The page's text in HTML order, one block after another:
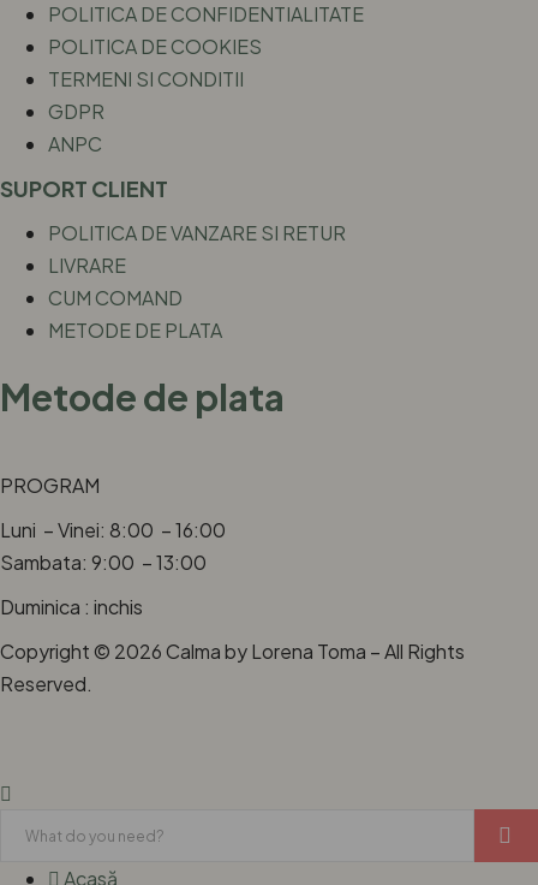
POLITICA DE CONFIDENTIALITATE
POLITICA DE COOKIES
TERMENI SI CONDITII
GDPR
ANPC
SUPORT CLIENT
POLITICA DE VANZARE SI RETUR
LIVRARE
CUM COMAND
METODE DE PLATA
Metode de plata
PROGRAM
Luni – Vinei: 8:00 – 16:00
Sambata: 9:00 – 13:00
Duminica : inchis
Copyright © 2026 Calma by Lorena Toma – All Rights
Reserved.
Acasă